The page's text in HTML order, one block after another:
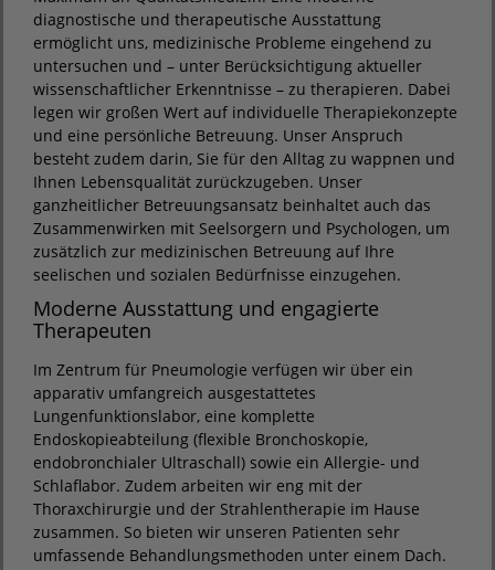
diagnostische und therapeutische Ausstattung
ermöglicht uns, medizinische Probleme eingehend zu
untersuchen und – unter Berücksichtigung aktueller
wissenschaftlicher Erkenntnisse – zu therapieren. Dabei
legen wir großen Wert auf individuelle Therapiekonzepte
und eine persönliche Betreuung. Unser Anspruch
besteht zudem darin, Sie für den Alltag zu wappnen und
Ihnen Lebensqualität zurückzugeben. Unser
ganzheitlicher Betreuungsansatz beinhaltet auch das
Zusammenwirken mit Seelsorgern und Psychologen, um
zusätzlich zur medizinischen Betreuung auf Ihre
seelischen und sozialen Bedürfnisse einzugehen.
Moderne Ausstattung und engagierte
Therapeuten
Im Zentrum für Pneumologie verfügen wir über ein
apparativ umfangreich ausgestattetes
Lungenfunktionslabor, eine komplette
Endoskopieabteilung (flexible Bronchoskopie,
endobronchialer Ultraschall) sowie ein Allergie- und
Schlaflabor. Zudem arbeiten wir eng mit der
Thoraxchirurgie und der Strahlentherapie im Hause
zusammen. So bieten wir unseren Patienten sehr
umfassende Behandlungsmethoden unter einem Dach.